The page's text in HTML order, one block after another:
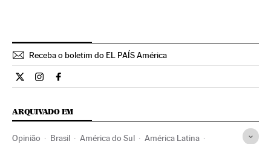
Receba o boletim do EL PAÍS América
Opiniao El País Brasil en Twitter
Opiniao El País Brasil en Instagram
Opiniao El País Brasil en Facebook
ARQUIVADO EM
Opinião Brasil América do Sul América Latina